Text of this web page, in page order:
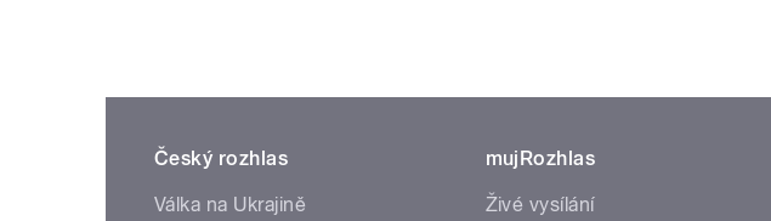
Český rozhlas
Válka na Ukrajině
mujRozhlas
Živé vysílání